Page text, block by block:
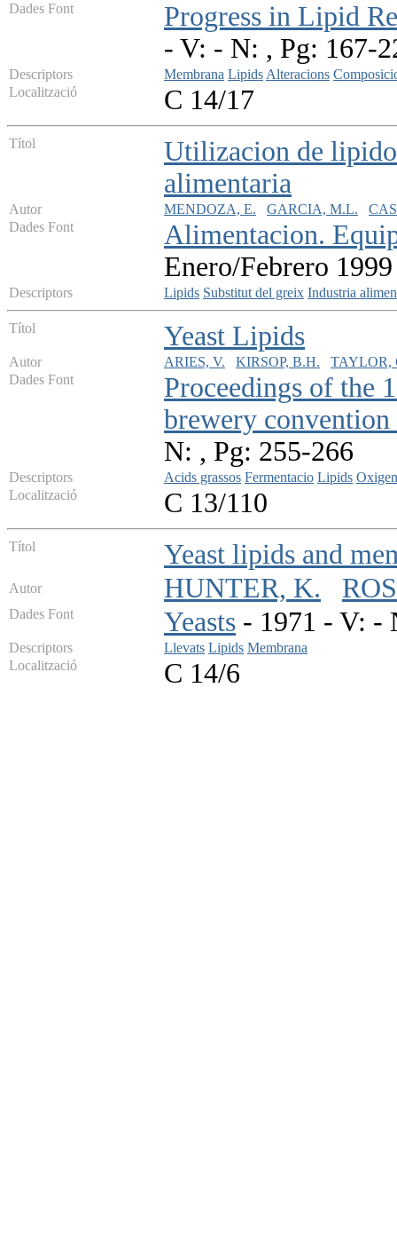
Dades Font
Progress in Lipid
- V: - N: , Pg: 167-
Descriptors Membrana LipidsAlteracions
Localització
C 14/17
Títol
Utilizacion de
alimentaria
Autor MENDOZA, E. GARCIA, M.L.
Dades Font
Alimentacion.
Enero/Febrero
Descriptors Lipids Substitut del greix Industria
Títol Yeast Lipids
Autor ARIES, V. KIRSOP, B.H.
TAYLOR,
Dades Font
Proceedings of the
brewery convention
N: , Pg: 255-266
Descriptors Acids grassos Fermentacio Lipids Oxigen
Localització
C 13/110
Títol Yeast lipids and
Autor HUNTER, K.
Dades Font Yeasts - 1971 - V: -
Descriptors Llevats Lipids Membrana
Localització
C 14/6